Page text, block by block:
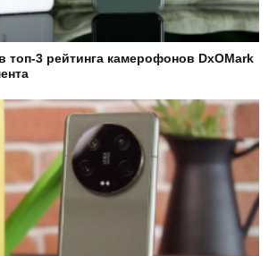
топ-3 рейтинга камерофонов DxOMark